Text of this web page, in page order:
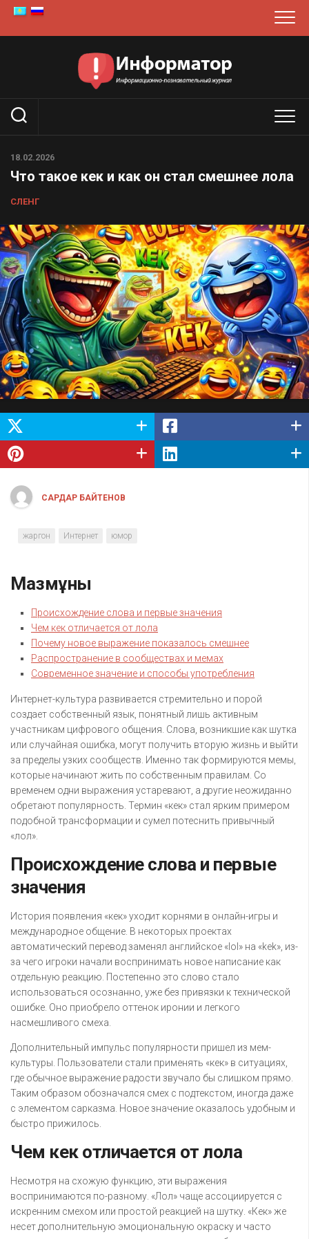
Перейти
содержанию
18.02.2026
Что такое кек и как он стал смешнее лола
СЛЕНГ
САРДАР БАЙТЕНОВ
жаргон Интернет юмор
Мазмұны
Происхождение слова и первые значения
Чем кек отличается от лола
Почему новое выражение показалось смешнее
Распространение в сообществах и мемах
Современное значение и способы употребления
Интернет-культура развивается стремительно и порой
создает собственный язык, понятный лишь активным
участникам цифрового общения. Слова, возникшие как шутка
или случайная ошибка, могут получить вторую жизнь и выйти
за пределы узких сообществ. Именно так формируются мемы,
которые начинают жить по собственным правилам. Со
временем одни выражения устаревают, а другие неожиданно
обретают популярность. Термин «кек» стал ярким примером
подобной трансформации и сумел потеснить привычный
«лол».
Происхождение слова и первые
значения
История появления «кек» уходит корнями в онлайн-игры и
международное общение. В некоторых проектах
автоматический перевод заменял английское «lol» на «kek», из-
за чего игроки начали воспринимать новое написание как
отдельную реакцию. Постепенно это слово стало
использоваться осознанно, уже без привязки к технической
ошибке. Оно приобрело оттенок иронии и легкого
насмешливого смеха.
Дополнительный импульс популярности пришел из мем-
культуры. Пользователи стали применять «кек» в ситуациях,
где обычное выражение радости звучало бы слишком прямо.
Таким образом обозначался смех с подтекстом, иногда даже
с элементом сарказма. Новое значение оказалось удобным и
быстро прижилось.
Чем кек отличается от лола
Несмотря на схожую функцию, эти выражения
воспринимаются по-разному. «Лол» чаще ассоциируется с
искренним смехом или простой реакцией на шутку. «Кек» же
несет дополнительную эмоциональную окраску и часто